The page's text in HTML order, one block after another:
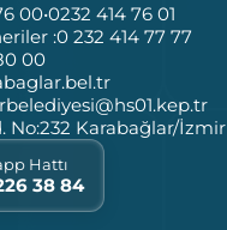
00•0232 414 76 01
:0 232 414 77 77
00
No:232 Karabağlar/İzmir
Hattı
38 84